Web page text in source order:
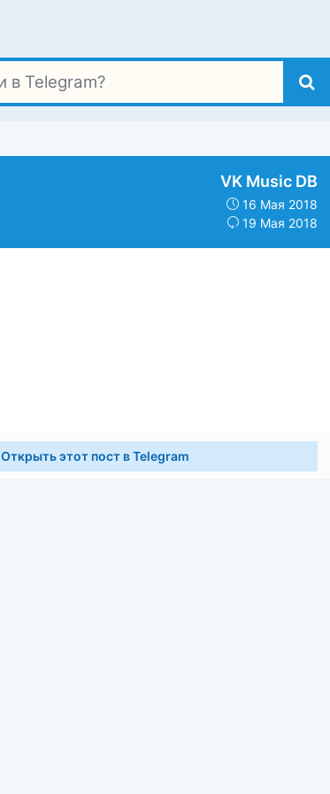
VK Music DB
16 Мая 2018
19 Мая 2018
Открыть этот пост в Telegram